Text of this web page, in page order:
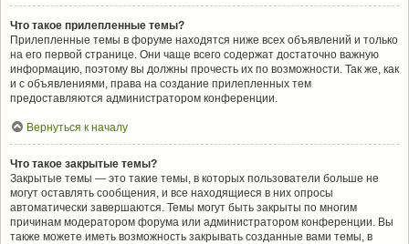
Что такое прилепленные темы?
Прилепленные темы в форуме находятся ниже всех объявлений и только
на его первой странице. Они чаще всего содержат достаточно важную
информацию, поэтому вы должны прочесть их по возможности. Так же, как
и с объявлениями, права на создание прилепленных тем
предоставляются администратором конференции.
Вернуться к началу
Что такое закрытые темы?
Закрытые темы — это такие темы, в которых пользователи больше не
могут оставлять сообщения, и все находящиеся в них опросы
автоматически завершаются. Темы могут быть закрыты по многим
причинам модератором форума или администратором конференции. Вы
также можете иметь возможность закрывать созданные вами темы, в